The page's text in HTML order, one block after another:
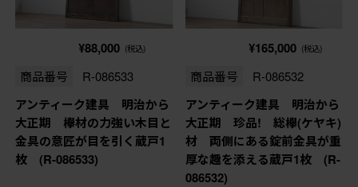
¥88,000 (税込)
商品番号 R-086533
アンティーク建具 明治から
大正期 欅材の力強い木目と
金具の意匠が目を引く蔵戸1
枚 (R-086533)
¥165,000 (税込)
商品番号 R-086532
アンティーク建具 明治から
大正期 珍品! 総欅(ケヤキ)
材 両側にある錠前金具が重
厚な趣を添える蔵戸1枚 (R-
086532)